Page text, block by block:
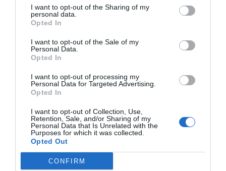
I want to opt-out of the Sharing of my
personal data.
Opted In
I want to opt-out of the Sale of my
Personal Data.
Opted In
I want to opt-out of processing my
Personal Data for Targeted Advertising.
Opted In
I want to opt-out of Collection, Use,
Retention, Sale, and/or Sharing of my
Personal Data that Is Unrelated with the
Purposes for which it was collected.
Opted Out
CONFIRM
πραγματοποιήθηκε χθές 23/9/23 .
ΠΡΌΣΦΑΤΕΣ ΔΗΜΟΣΙΕΎΣΕΙΣ
ΑΝΕΒΑΖΕΙ ΨΗΛΑ ΤΟΝ ΠΗΧΗ Η ΤΕΧΕΡΑΝΗ: ΠΟΙΟΣ ΘΑ
ΚΕΡΔΙΣΕΙ ΤΗΝ ΕΙΡΗΝΗ; – ΤΟ ΜΕΓΑΛΟ ΠΑΖΑΡΙ ΓΙΑ
ΟΡΜΟΥΖ, ΠΕΤΡΕΛΑΙΟ, ΚΥΡΩΣΕΙΣ ΚΑΙ...
9 Αυγούστου 2026